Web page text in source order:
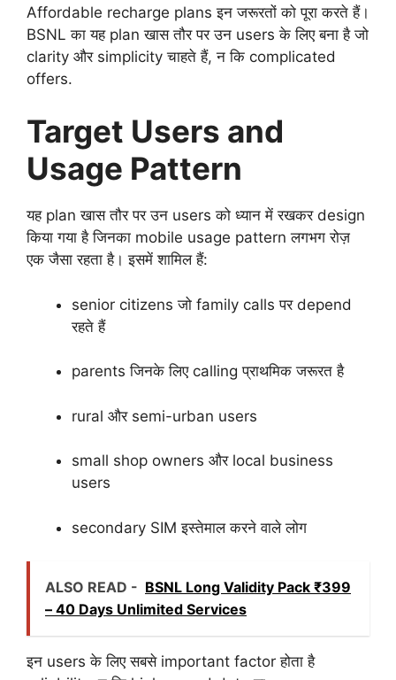
Affordable recharge plans इन जरूरतों को पूरा करते हैं।
BSNL का यह plan खास तौर पर उन users के लिए बना है जो
clarity और simplicity चाहते हैं, न कि complicated
offers.
Target Users and
Usage Pattern
यह plan खास तौर पर उन users को ध्यान में रखकर design
किया गया है जिनका mobile usage pattern लगभग रोज़
एक जैसा रहता है। इसमें शामिल हैं:
senior citizens जो family calls पर depend
रहते हैं
parents जिनके लिए calling प्राथमिक जरूरत है
rural और semi-urban users
small shop owners और local business
users
secondary SIM इस्तेमाल करने वाले लोग
ALSO READ - BSNL Long Validity Pack ₹399
– 40 Days Unlimited Services
इन users के लिए सबसे important factor होता है